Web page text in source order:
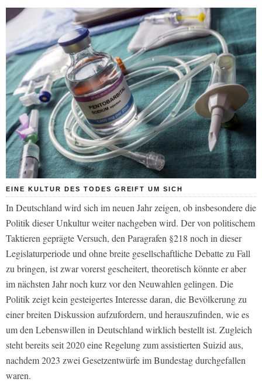
EINE KULTUR DES TODES GREIFT UM SICH
In Deutschland wird sich im neuen Jahr zeigen, ob insbesondere die
Politik dieser Unkultur weiter nachgeben wird. Der von politischem
Taktieren geprägte Versuch, den Paragrafen §218 noch in dieser
Legislaturperiode und ohne breite gesellschaftliche Debatte zu Fall
zu bringen, ist zwar vorerst gescheitert, theoretisch könnte er aber
im nächsten Jahr noch kurz vor den Neuwahlen gelingen. Die
Politik zeigt kein gesteigertes Interesse daran, die Bevölkerung zu
einer breiten Diskussion aufzufordern, und herauszufinden, wie es
um den Lebenswillen in Deutschland wirklich bestellt ist. Zugleich
steht bereits seit 2020 eine Regelung zum assistierten Suizid aus,
nachdem 2023 zwei Gesetzentwürfe im Bundestag durchgefallen
waren.